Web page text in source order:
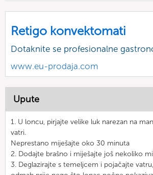
Retigo konvektomati
Dotaknite se profesionalne
www.eu-prodaja.com
Upute
1. U loncu, pirjajte velike luk narezan na
vatri.
Neprestano miješajte oko 30 minuta
2. Dodajte brašno i miješajte još nekoliko
3. Deglazirajte s temeljcem i pojačajte